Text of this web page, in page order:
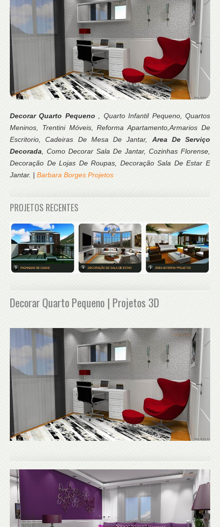
Decorar Quarto Pequeno, Quarto Infantil Pequeno, Quartos
Meninos, Trentini Móveis, Reforma Apartamento,Armarios De
Escritorio, Cadeiras De Mesa De Jantar, Area De Serviço
Decorada, Como Decorar Sala De Jantar, Cozinhas Florense,
Decoração De Lojas De Roupas, Decoração Sala De Estar E
Jantar. | Barbara Borges Projetos
PROJETOS RECENTES
Decorar Quarto Pequeno | Projetos 3D